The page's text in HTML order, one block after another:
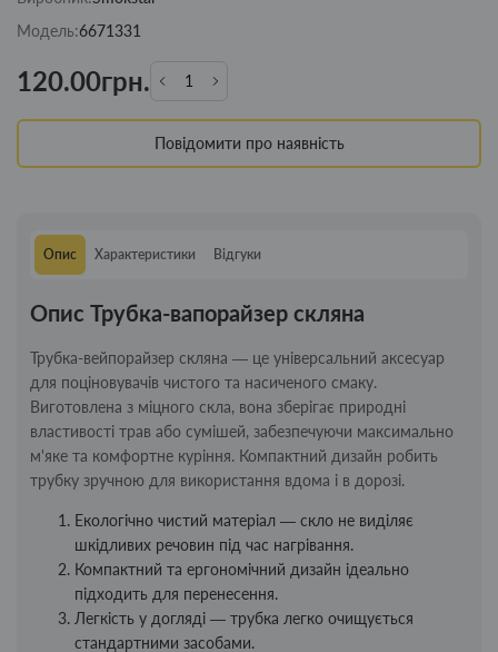
Модель:6671331
120.00грн.
Повідомити про наявність
Опис Характеристики Відгуки
Опис Трубка-вапорайзер скляна
Трубка-вейпорайзер скляна — це універсальний аксесуар
для поціновувачів чистого та насиченого смаку.
Виготовлена з міцного скла, вона зберігає природні
властивості трав або сумішей, забезпечуючи максимально
м'яке та комфортне куріння. Компактний дизайн робить
трубку зручною для використання вдома і в дорозі.
Екологічно чистий матеріал — скло не виділяє
шкідливих речовин під час нагрівання.
Компактний та ергономічний дизайн ідеально
підходить для перенесення.
Легкість у догляді — трубка легко очищується
стандартними засобами.